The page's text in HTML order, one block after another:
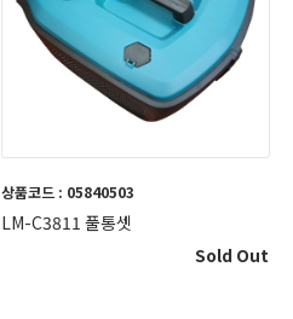
상품코드 : 05840503
LM-C3811 풀통셋
Sold Out